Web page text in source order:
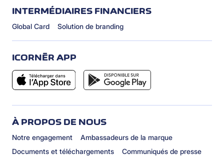
INTERMÉDIAIRES FINANCIERS
Global Card Solution de branding
ICORNÈR APP
À PROPOS DE NOUS
Notre engagement
Ambassadeurs de la marque
Documents et téléchargements
Communiqués de presse